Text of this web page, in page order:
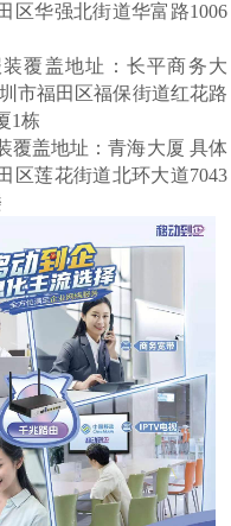
区华强北街道华富路1006
装覆盖地址：长平商务大
市福田区福保街道红花路
1栋
覆盖地址：青海大厦 具体
区莲花街道北环大道7043